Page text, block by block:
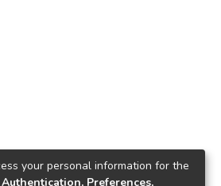
your personal information for the
Authentication, Preferences,